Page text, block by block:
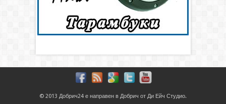
© 2013 Добрич24 е направен в Добрич от Ди Ейч Студио.